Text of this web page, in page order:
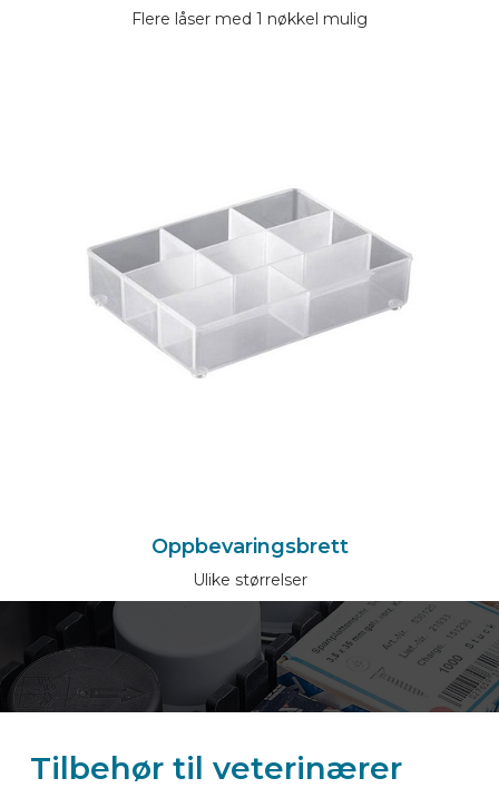
Flere låser med 1 nøkkel mulig
Oppbevaringsbrett
Ulike størrelser
Tilbehør til veterinærer